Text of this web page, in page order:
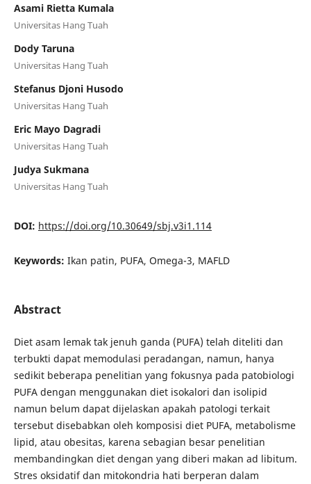
Asami Rietta Kumala
Universitas Hang Tuah
Dody Taruna
Universitas Hang Tuah
Stefanus Djoni Husodo
Universitas Hang Tuah
Eric Mayo Dagradi
Universitas Hang Tuah
Judya Sukmana
Universitas Hang Tuah
DOI: https://doi.org/10.30649/sbj.v3i1.114
Keywords: Ikan patin, PUFA, Omega-3, MAFLD
Abstract
Diet asam lemak tak jenuh ganda (PUFA) telah diteliti dan
terbukti dapat memodulasi peradangan, namun, hanya
sedikit beberapa penelitian yang fokusnya pada patobiologi
PUFA dengan menggunakan diet isokalori dan isolipid
namun belum dapat dijelaskan apakah patologi terkait
tersebut disebabkan oleh komposisi diet PUFA, metabolisme
lipid, atau obesitas, karena sebagian besar penelitian
membandingkan diet dengan yang diberi makan ad libitum.
Stres oksidatif dan mitokondria hati berperan dalam